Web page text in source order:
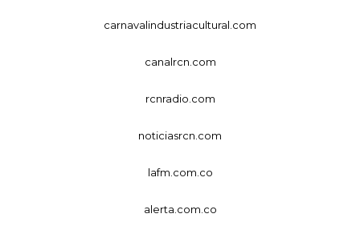
carnavalindustriacultural.com
canalrcn.com
rcnradio.com
noticiasrcn.com
lafm.com.co
alerta.com.co